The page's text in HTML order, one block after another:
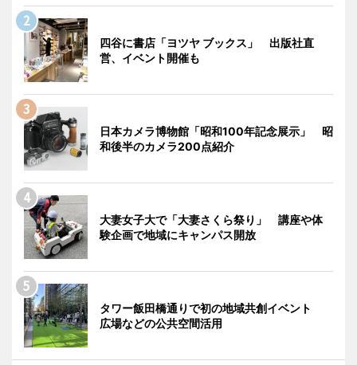
四谷に書店「ヨツヤ ブックス」 出版社直
営、イベント開催も
日本カメラ博物館「昭和100年記念展示」 昭
和後半のカメラ200点紹介
大妻女子大で「大妻さくら祭り」 講座や体
験企画で地域にキャンパス開放
タワー飯田橋通りで初の地域共創イベント
広場などの公共空間活用